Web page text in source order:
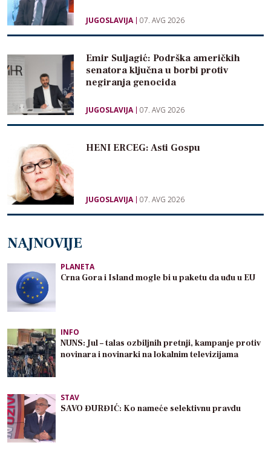
JUGOSLAVIJA 07. AVG 2026
Emir Suljagić: Podrška američkih
senatora ključna u borbi protiv
negiranja genocida
JUGOSLAVIJA 07. AVG 2026
HENI ERCEG: Asti Gospu
JUGOSLAVIJA 07. AVG 2026
NAJNOVIJE
PLANETA
Crna Gora i Island mogle bi u paketu da uđu u EU
INFO
NUNS: Jul – talas ozbiljnih pretnji, kampanje protiv
novinara i novinarki na lokalnim televizijama
STAV
SAVO ĐURĐIĆ: Ko nameće selektivnu pravdu